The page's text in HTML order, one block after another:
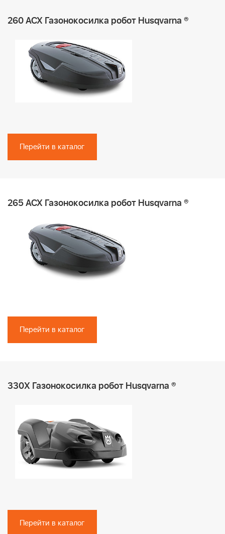
260 ACX Газонокосилка робот Husqvarna ®
Перейти в каталог
265 ACX Газонокосилка робот Husqvarna ®
Перейти в каталог
330X Газонокосилка робот Husqvarna ®
Перейти в каталог